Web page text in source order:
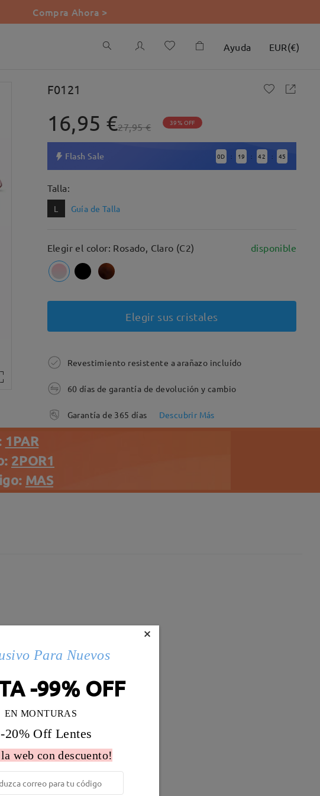
Compra Ahora >
Ayuda EUR(€)
F0121
16,95 €27,95 € 39% OFF
Flash Sale 0D : 19 : 42 : 44
Talla:
L Guía de Talla
Elegir el color: Rosado, Claro (C2) disponible
Elegir sus cristales
Revestimiento resistente a arañazo incluído
60 días de garantía de devolución y cambio
Garantía de 365 días Descubrir Más
1PAR
2POR1
MAS
54 mm Peso:
Tr ,Metal
×
Para Nuevos
-99% OFF
EN MONTURAS
20% Off Lentes
la web con descuento!